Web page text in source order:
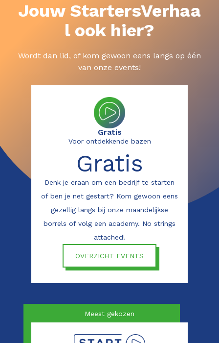
Jouw StartersVerhaa
l ook hier?
Wordt dan lid, of kom gewoon eens langs op één
van onze events!
Gratis
Voor ontdekkende bazen
Gratis
Denk je eraan om een bedrijf te starten
of ben je net gestart? Kom gewoon eens
gezellig langs bij onze maandelijkse
borrels of volg een academy. No strings
attached!
OVERZICHT EVENTS
Meest gekozen